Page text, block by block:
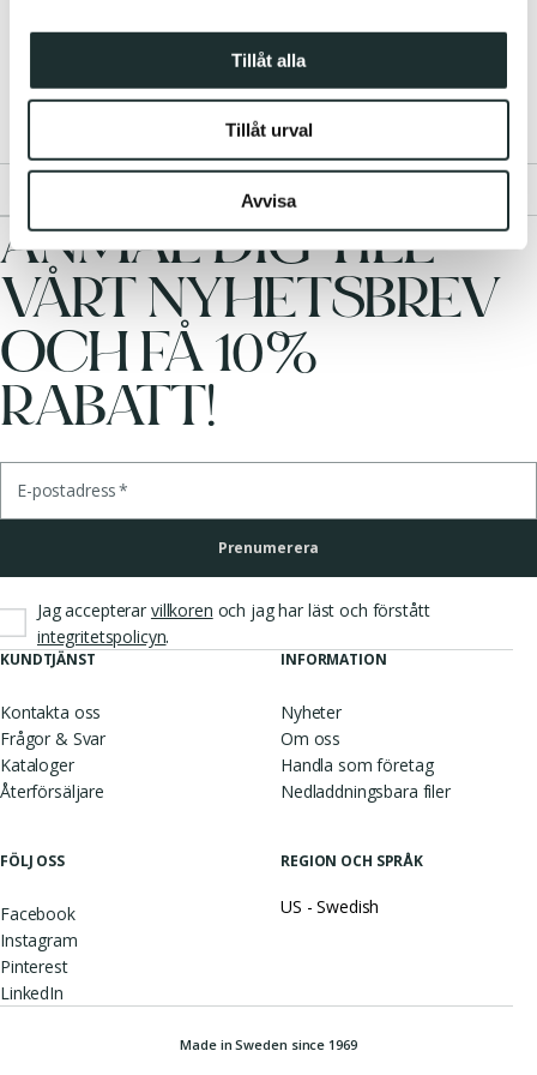
information som du har tillhandahållit eller som de har
samlat in när du har använt deras tjänster.
Tillåt alla
Tillåt urval
Avvisa
ANMÄL DIG TILL
VÅRT NYHETSBREV
OCH FÅ 10%
RABATT!
E-postadress*
Prenumerera
Jag accepterar villkoren och jag har läst och förstått
integritetspolicyn.
KUNDTJÄNST
Kontakta oss
Frågor & Svar
Kataloger
Återförsäljare
INFORMATION
Nyheter
Om oss
Handla som företag
Nedladdningsbara filer
FÖLJ OSS
Facebook
Instagram
Pinterest
LinkedIn
REGION OCH SPRÅK
US - Swedish
Made in Sweden since 1969